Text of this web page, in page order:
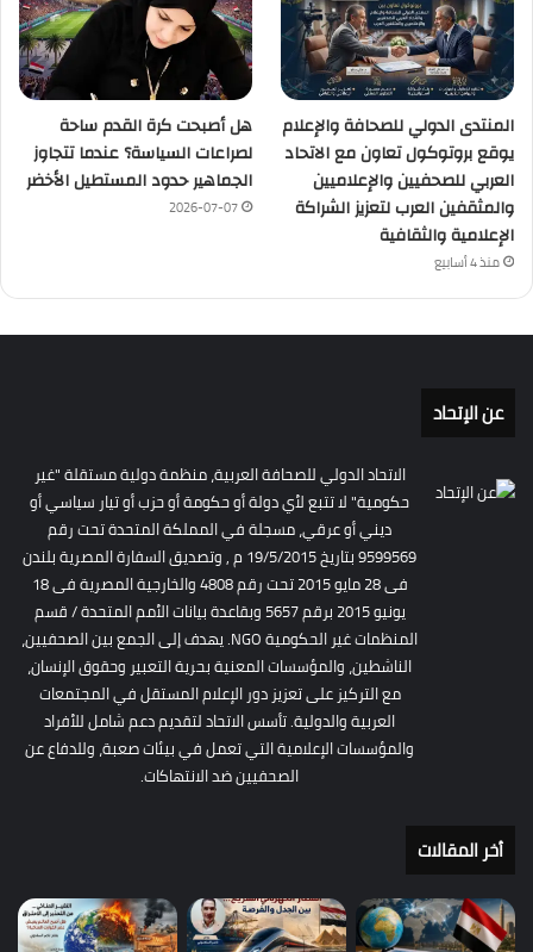
المنتدى الدولي للصحافة والإعلام
يوقع بروتوكول تعاون مع الاتحاد
العربي للصحفيين والإعلاميين
والمثقفين العرب لتعزيز الشراكة
الإعلامية والثقافية
منذ 4 أسابيع
هل أصبحت كرة القدم ساحة
لصراعات السياسة؟ عندما تتجاوز
الجماهير حدود المستطيل الأخضر
2026-07-07
عن الإتحاد
الاتحاد الدولي للصحافة العربية، منظمة دولية مستقلة "غير
حكومية" لا تتبع لأي دولة أو حكومة أو حزب أو تيار سياسي أو
ديني أو عرقي، مسجلة في المملكة المتحدة تحت رقم
9599569 بتاريخ 19/5/2015 م , وتصديق السفارة المصرية بلندن
فى 28 مايو 2015 تحت رقم 4808 والخارجية المصرية فى 18
يونيو 2015 برقم 5657 وبقاعدة بيانات الأمم المتحدة / قسم
المنظمات غير الحكومية NGO. يهدف إلى الجمع بين الصحفيين،
الناشطين، والمؤسسات المعنية بحرية التعبير وحقوق الإنسان،
مع التركيز على تعزيز دور الإعلام المستقل في المجتمعات
العربية والدولية. تأسس الاتحاد لتقديم دعم شامل للأفراد
والمؤسسات الإعلامية التي تعمل في بيئات صعبة، وللدفاع عن
الصحفيين ضد الانتهاكات.
أخر المقالات